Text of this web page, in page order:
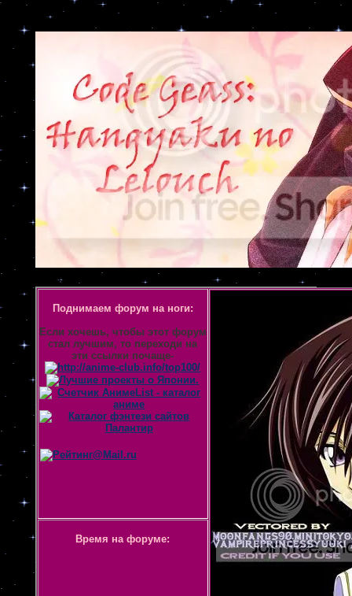
Объявление
Поднимаем форум на ноги:
Если хочешь, чтобы этот форум
стал лучшим, то переходи на
эти ссылки почаще-
Время на форуме: